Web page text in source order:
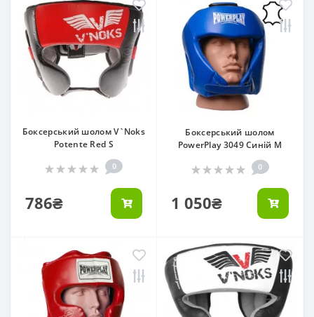
Боксерський шолом V`Noks
Potente Red S
0
786₴
Боксерський шолом
PowerPlay 3049 Синій M
0
1 050₴